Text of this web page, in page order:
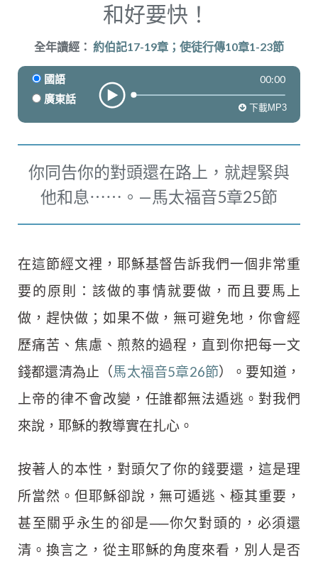
和好要快！
全年讀經： 約伯記17-19章；使徒行傳10章1-23節
國語
廣東話
00:00
下載MP3
你同告你的對頭還在路上，就趕緊與
他和息⋯⋯。—馬太福音5章25節
在這節經文裡，耶穌基督告訴我們一個非常重
要的原則：該做的事情就要做，而且要馬上
做，趕快做；如果不做，無可避免地，你會經
歷痛苦、焦慮、煎熬的過程，直到你把每一文
錢都還清為止（馬太福音5章26節）。要知道，
上帝的律不會改變，任誰都無法遁逃。對我們
來說，耶穌的教導實在扎心。
按著人的本性，對頭欠了你的錢要還，這是理
所當然。但耶穌卻說，無可遁逃、極其重要，
甚至關乎永生的卻是──你欠對頭的，必須還
清。換言之，從主耶穌的角度來看，別人是否